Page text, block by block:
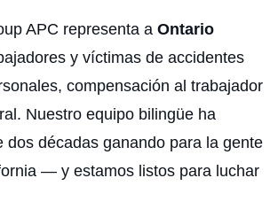
APC representa a Ontario
y víctimas de accidentes
compensación al trabajador
Nuestro equipo bilingüe ha
dos décadas ganando para la gente
— y estamos listos para luchar